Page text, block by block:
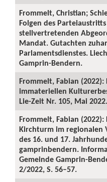
Frommelt, Christian;
Folgen des
stellvertretenden
Mandat. Gutachten
Parlamentsdienstes.
Gamprin-Bendern.
Frommelt, Fabian (2022):
immateriellen
Lie-Zeit Nr. 105, Mai 2022.
Frommelt, Fabian (2022):
Kirchturm im regionalen
des 16. und 17.
gamprinbendern.
Gemeinde Gamprin-
2/2022, S. 56–57.